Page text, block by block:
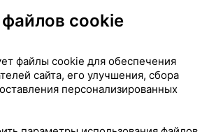
cookie
файлы cookie для обеспечения
сайта, его улучшения, сбора
персонализированных